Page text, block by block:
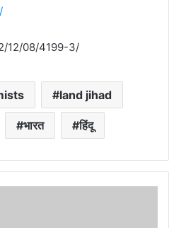
12/08/4199-3/
land jihad
भारत हिंदू